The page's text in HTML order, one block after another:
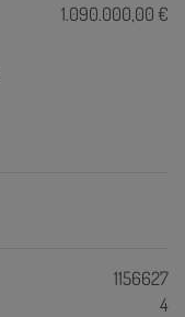
1.090.000,00 €
1156627
4